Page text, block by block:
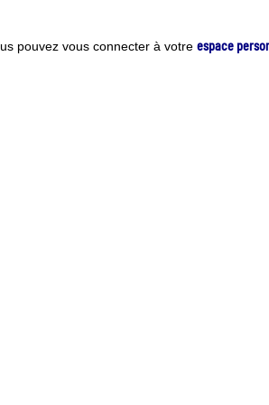
pouvez vous connecter à votre espace